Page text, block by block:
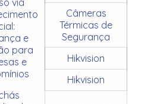
e
para
e
Câmeras
Térmicas de
Segurança
Hikvision
Hikvision